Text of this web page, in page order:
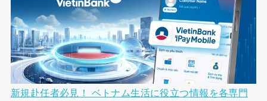
新規赴任者必見！ ベトナム生活に役立つ情報を各専門